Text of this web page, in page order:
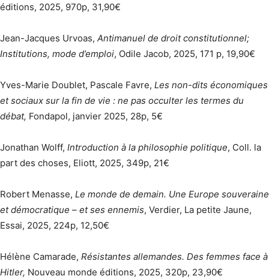
éditions, 2025, 970p, 31,90€
Jean-Jacques Urvoas, Antimanuel de droit constitutionnel;
Institutions, mode d’emploi, Odile Jacob, 2025, 171 p, 19,90€
Yves-Marie Doublet, Pascale Favre, Les non-dits économiques
et sociaux sur la fin de vie : ne pas occulter les termes du
débat, Fondapol, janvier 2025, 28p, 5€
Jonathan Wolff, Introduction à la philosophie politique, Coll. la
part des choses, Eliott, 2025, 349p, 21€
Robert Menasse, Le monde de demain. Une Europe souveraine
et démocratique – et ses ennemis, Verdier, La petite Jaune,
Essai, 2025, 224p, 12,50€
Hélène Camarade, Résistantes allemandes. Des femmes face à
Hitler, Nouveau monde éditions, 2025, 320p, 23,90€